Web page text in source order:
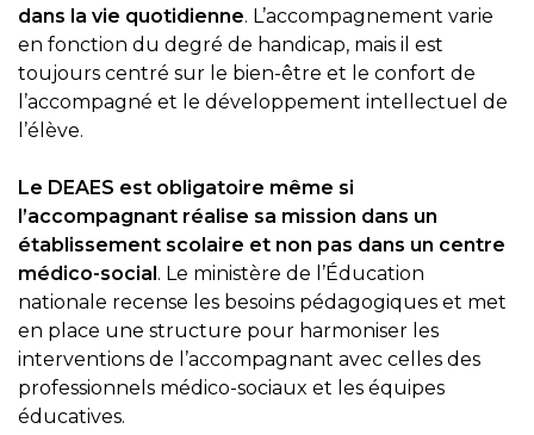
dans la vie quotidienne. L’accompagnement varie
en fonction du degré de handicap, mais il est
toujours centré sur le bien-être et le confort de
l’accompagné et le développement intellectuel de
l’élève.
Le DEAES est obligatoire même si
l’accompagnant réalise sa mission dans un
établissement scolaire et non pas dans un centre
médico-social. Le ministère de l’Éducation
nationale recense les besoins pédagogiques et met
en place une structure pour harmoniser les
interventions de l’accompagnant avec celles des
professionnels médico-sociaux et les équipes
éducatives.